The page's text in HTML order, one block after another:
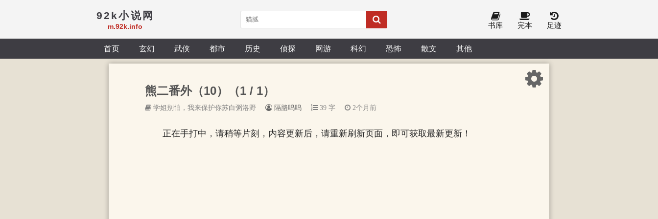
92k小说网
m.92k.info 书库 完本 足迹
首页 玄幻 武侠 都市 历史 侦探 网游 科幻 恐怖 散文 其他
熊二番外（10）（1 / 1）
学姐别怕，我来保护你苏白粥洛野 隔胳呜呜 39 字 2个月前
正在手打中，请稍等片刻，内容更新后，请重新刷新页面，即可获取最新更新！